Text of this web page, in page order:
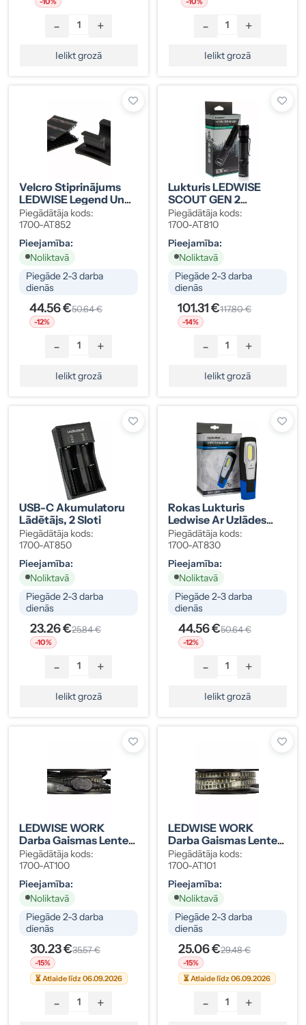
- +
Ielikt grozā
- +
Ielikt grozā
Velcro Stiprinājums
LEDWISE Legend Un
SP ECOKIT
Piegādātāja kods:
1700-AT852
Pieejamība:
Noliktavā
Piegāde 2-3 darba
dienās
44.56 €50.64 €
-12%
- +
Ielikt grozā
Lukturis LEDWISE
SCOUT GEN 2
Taktiskais USB-C
2600mAh
Piegādātāja kods:
1700-AT810
Pieejamība:
Noliktavā
Piegāde 2-3 darba
dienās
101.31 €117.80 €
-14%
- +
Ielikt grozā
USB-C Akumulatoru
Lādētājs, 2 Sloti
Piegādātāja kods:
1700-AT850
Pieejamība:
Noliktavā
Piegāde 2-3 darba
dienās
23.26 €25.84 €
-10%
- +
Ielikt grozā
Rokas Lukturis
Ledwise Ar Uzlādes
Doku
Piegādātāja kods:
1700-AT830
Pieejamība:
Noliktavā
Piegāde 2-3 darba
dienās
44.56 €50.64 €
-12%
- +
Ielikt grozā
LEDWISE WORK
Darba Gaismas Lente
3M Ar Barošanas Bloku
Piegādātāja kods:
1700-AT100
Pieejamība:
Noliktavā
Piegāde 2-3 darba
dienās
30.23 €35.57 €
-15%
⏳ Atlaide līdz 06.09.2026
- +
LEDWISE WORK
Darba Gaismas Lente
5M Rullis
Piegādātāja kods:
1700-AT101
Pieejamība:
Noliktavā
Piegāde 2-3 darba
dienās
25.06 €29.48 €
-15%
⏳ Atlaide līdz 06.09.2026
- +